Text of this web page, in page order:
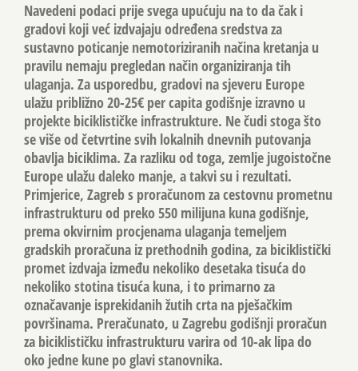
Navedeni podaci prije svega upućuju na to da čak i
gradovi koji već izdvajaju određena sredstva za
sustavno poticanje nemotoriziranih načina kretanja u
pravilu nemaju pregledan način organiziranja tih
ulaganja. Za usporedbu, gradovi na sjeveru Europe
ulažu približno 20-25€ per capita godišnje izravno u
projekte biciklističke infrastrukture. Ne čudi stoga što
se više od četvrtine svih lokalnih dnevnih putovanja
obavlja biciklima. Za razliku od toga, zemlje jugoistočne
Europe ulažu daleko manje, a takvi su i rezultati.
Primjerice, Zagreb s proračunom za cestovnu prometnu
infrastrukturu od preko 550 milijuna kuna godišnje,
prema okvirnim procjenama ulaganja temeljem
gradskih proračuna iz prethodnih godina, za biciklistički
promet izdvaja između nekoliko desetaka tisuća do
nekoliko stotina tisuća kuna, i to primarno za
označavanje isprekidanih žutih crta na pješačkim
površinama. Preračunato, u Zagrebu godišnji proračun
za biciklističku infrastrukturu varira od 10-ak lipa do
oko jedne kune po glavi stanovnika.